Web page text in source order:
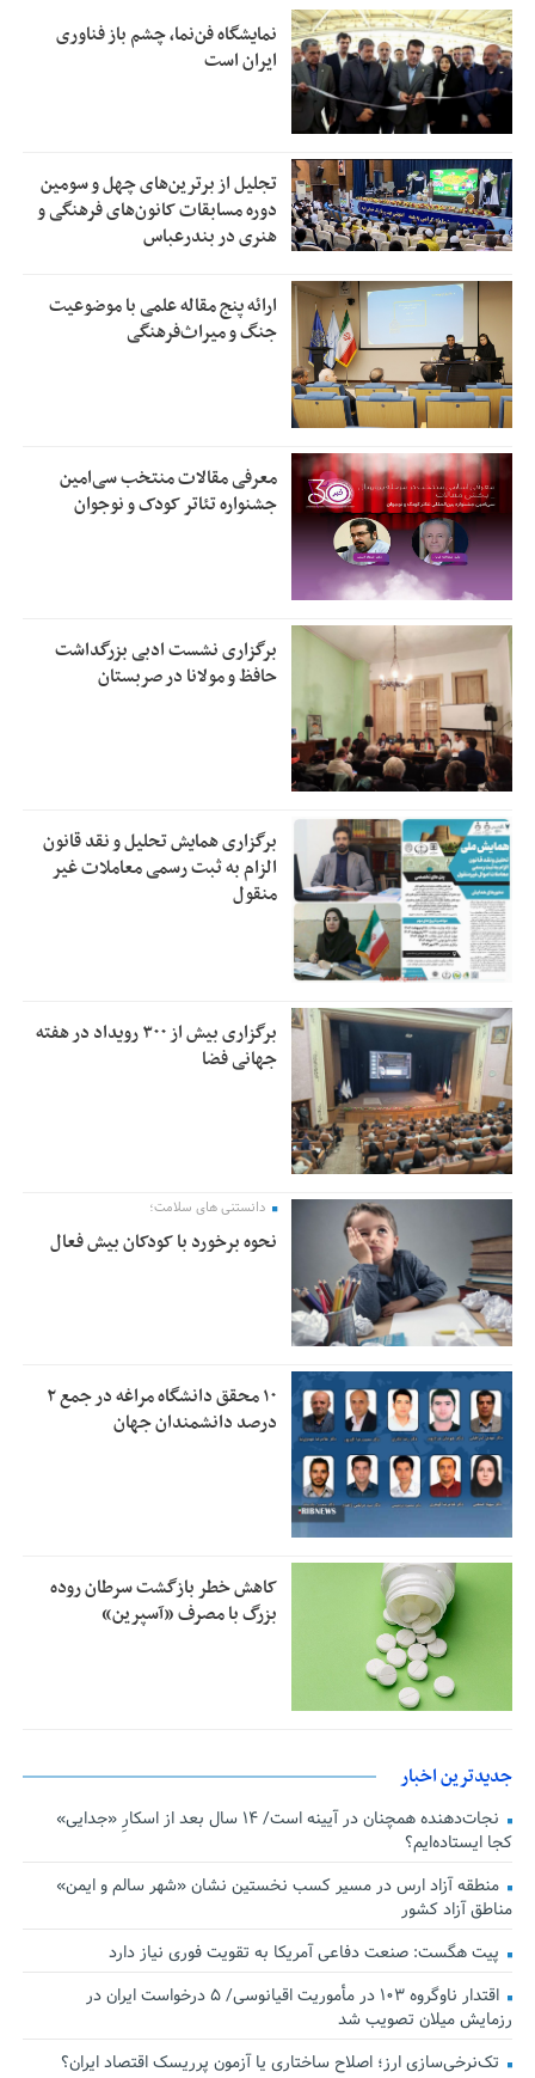
نمایشگاه فن‌نما، چشم باز فناوری
ایران است
تجلیل از بر‌ترین‌های چهل و سومین
دوره مسابقات کانون‌های فرهنگی و
هنری در بندرعباس
ارائه پنج مقاله علمی با موضوعیت
جنگ و میراث‌فرهنگی
معرفی مقالات منتخب سی‌امین
جشنواره تئاتر کودک و نوجوان
برگزاری نشست ادبی بزرگداشت
حافظ و مولانا در صربستان
برگزاری همایش تحلیل و نقد قانون
الزام به ثبت رسمی معاملات غیر
منقول
برگزاری بیش از ۳۰۰ رویداد در هفته
جهانی فضا
دانستنی های سلامت؛
نحوه برخورد با کودکان بیش فعال
۱۰ محقق دانشگاه مراغه در جمع ۲
درصد دانشمندان جهان
کاهش خطر بازگشت سرطان روده
بزرگ با مصرف «آسپرین»
جدیدترین اخبار
نجات‌دهنده‌ همچنان در آیینه است/ ۱۴ سال بعد از اسکارِ «جدایی»
کجا ایستاده‌ایم؟
منطقه آزاد ارس در مسیر کسب نخستین نشان «شهر سالم و ایمن»
مناطق آزاد کشور
پیت هگست: صنعت دفاعی آمریکا به تقویت فوری نیاز دارد
اقتدار ناوگروه ۱۰۳ در مأموریت‌ اقیانوسی/ ۵ درخواست ایران در
رزمایش میلان تصویب شد
تک‌نرخی‌سازی ارز؛ اصلاح ساختاری یا آزمون پرریسک اقتصاد ایران؟